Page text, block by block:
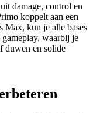
damage, control en
koppelt aan een
Max, kun je alle bases
waarbij je
duwen en solide